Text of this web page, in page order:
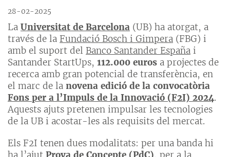
28-02-2025
La Universitat de Barcelona (UB) ha atorgat, a
través de la Fundació Bosch i Gimpera (FBG) i
amb el suport del Banco Santander España i
Santander StartUps, 112.000 euros a projectes de
recerca amb gran potencial de transferència, en
el marc de la novena edició de la convocatòria
Fons per a l’Impuls de la Innovació (F2I) 2024.
Aquests ajuts pretenen impulsar les tecnologies
de la UB i acostar-les als requisits del mercat.
Els F2I tenen dues modalitats: per una banda hi